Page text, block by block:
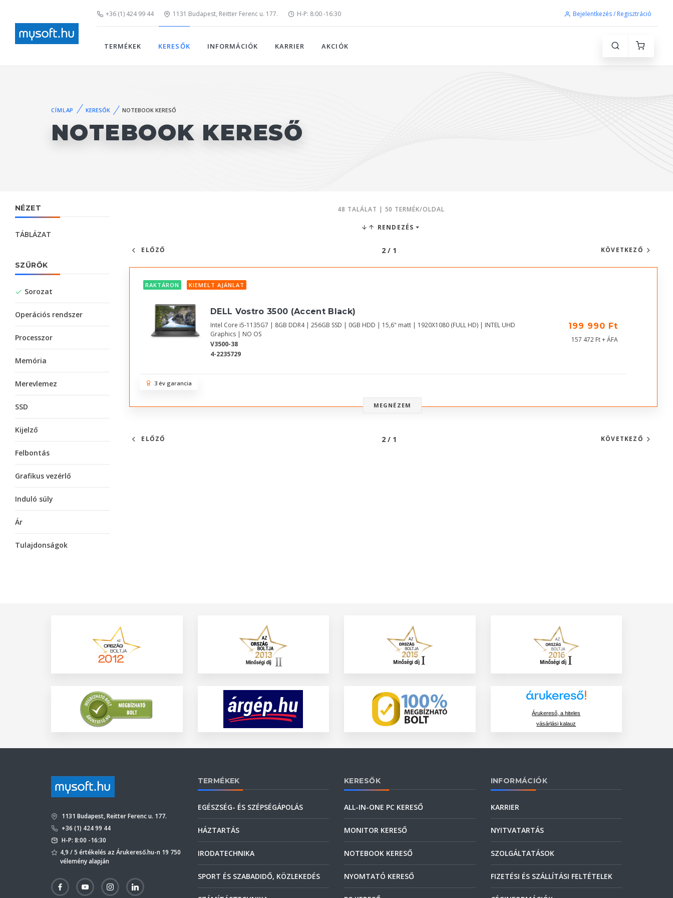
+36 (1) 424 99 44 1131 Budapest, Reitter Ferenc u. 177. H-P: 8:00 -16:30 Bejelentkezés / Regisztráció
TERMÉKEK KERESŐK INFORMÁCIÓK KARRIER AKCIÓK
CÍMLAP KERESŐK NOTEBOOK KERESŐ
NOTEBOOK KERESŐ
NÉZET
TÁBLÁZAT
SZŰRŐK
Sorozat
Operációs rendszer
Processzor
Memória
Merevlemez
SSD
Kijelző
Felbontás
Grafikus vezérlő
Induló súly
Ár
Tulajdonságok
48 TALÁLAT | 50 TERMÉK/OLDAL
RENDEZÉS
ELŐZŐ 2 / 1 KÖVETKEZŐ
RAKTÁRON KIEMELT AJÁNLAT
DELL Vostro 3500 (Accent Black)
Intel Core i5-1135G7 | 8GB DDR4 | 256GB SSD | 0GB HDD | 15,6" matt | 1920X1080 (FULL HD) | INTEL UHD
Graphics | NO OS
V3500-38
4-2235729
199 990 Ft
157 472 Ft + ÁFA
3 év garancia
MEGNÉZEM
ELŐZŐ 2 / 1 KÖVETKEZŐ
Árukereső, a hiteles
vásárlási kalauz
1131 Budapest, Reitter Ferenc u. 177.
+36 (1) 424 99 44
H-P: 8:00 -16:30
4,9 / 5 értékelés az Árukereső.hu-n 19 750
vélemény alapján
TERMÉKEK
EGÉSZSÉG- ÉS SZÉPSÉGÁPOLÁS
HÁZTARTÁS
IRODATECHNIKA
SPORT ÉS SZABADIDŐ, KÖZLEKEDÉS
KERESŐK
ALL-IN-ONE PC KERESŐ
MONITOR KERESŐ
NOTEBOOK KERESŐ
NYOMTATÓ KERESŐ
INFORMÁCIÓK
KARRIER
NYITVATARTÁS
SZOLGÁLTATÁSOK
FIZETÉSI ÉS SZÁLLÍTÁSI FELTÉTELEK